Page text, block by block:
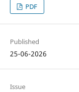
PDF
Published
25-06-2026
Issue